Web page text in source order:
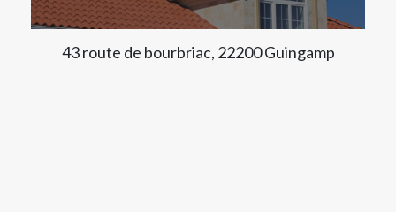
43 route de bourbriac, 22200 Guingamp